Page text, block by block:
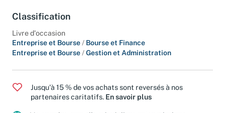
Classification
Livre d'occasion
Entreprise et Bourse / Bourse et Finance
Entreprise et Bourse /Gestion et Administration
Jusqu'à 15 % de vos achats sont reversés à nos
partenaires caritatifs. En savoir plus